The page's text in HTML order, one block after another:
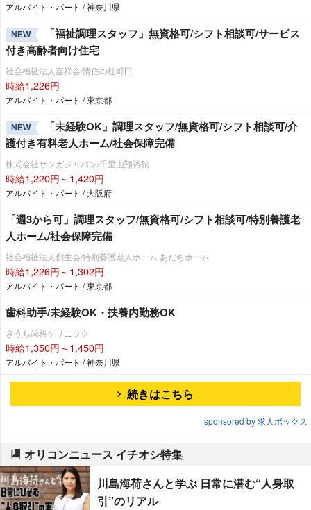
アルバイト・パート / 神奈川県
NEW
「福祉調理スタッフ」無資格可/シフト相談可/サービス
付き高齢者向け住宅
社会福祉法人嘉祥会/清住の杜町田
時給1,226円
アルバイト・パート / 東京都
NEW
「未経験OK」調理スタッフ/無資格可/シフト相談可/介
護付き有料老人ホーム/社会保障完備
株式会社サンガジャパン/千里山翔裕館
時給1,220円～1,420円
アルバイト・パート / 大阪府
「週3から可」調理スタッフ/無資格可/シフト相談可/特別養護老
人ホーム/社会保障完備
社会福祉法人創生会/特別養護老人ホーム あだちホーム
時給1,226円～1,302円
アルバイト・パート / 東京都
歯科助手/未経験OK・扶養内勤務OK
きうち歯科クリニック
時給1,350円～1,450円
アルバイト・パート / 神奈川県
続きはこちら
sponsored by 求人ボックス
オリコンニュース イチオシ特集
川島海荷さんと学ぶ 日常に潜む“人身取
引”のリアル